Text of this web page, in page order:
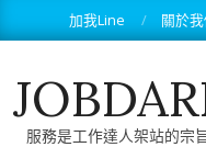
to
加我Line 關於
服務是工作達人架站的